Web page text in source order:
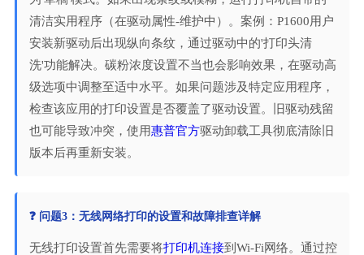
清洁实用程序（在驱动属性-维护中）。案例：P1600用户
安装新驱动后出现纵向条纹，通过驱动中的'打印头清
洗'功能解决。碳粉浓度设置不当也会影响效果，在驱动高
级选项中调整至适中水平。如果问题涉及特定应用程序，
检查该应用的打印设置是否覆盖了驱动设置。旧驱动残留
也可能导致冲突，使用惠普官方驱动卸载工具彻底清除旧
版本后再重新安装。
❓ 问题3：无线网络打印的设置和故障排查详解
无线打印设置首先需要将打印机连接到Wi-Fi网络。通过控